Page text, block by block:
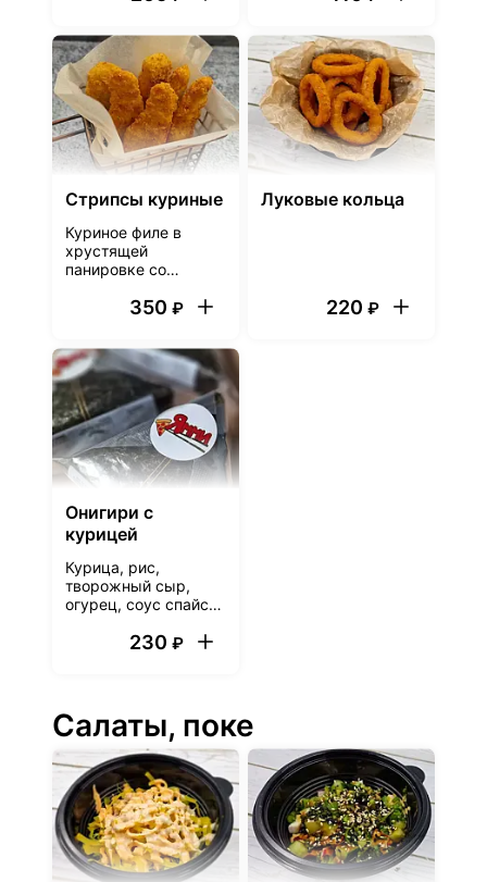
Стрипсы куриные
Куриное филе в
хрустящей
панировке со
350 ₽
Луковые кольца
220 ₽
Онигири с
курицей
Курица, рис,
творожный сыр,
огурец, соус спайси,
входит соевый соус
230 ₽
Салаты, поке